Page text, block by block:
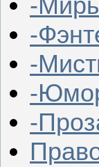
-
-
-
-